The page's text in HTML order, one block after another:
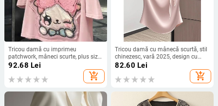
Tricou damă cu imprimeu
patchwork, mâneci scurte, plus size,
croială lejeră, vară 2025
92.68 Lei
add_shopping_cart
Tricou damă cu mânecă scurtă, stil
chinezesc, vară 2025, design cu
funda și bretele, croială Slim, top
82.60 Lei
add_shopping_cart